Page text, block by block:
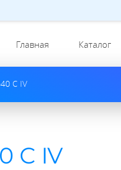
Главная Каталог
C IV
C IV